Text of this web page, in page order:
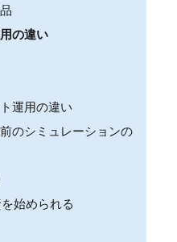
の違い
運用の違い
のシミュレーションの
始められる